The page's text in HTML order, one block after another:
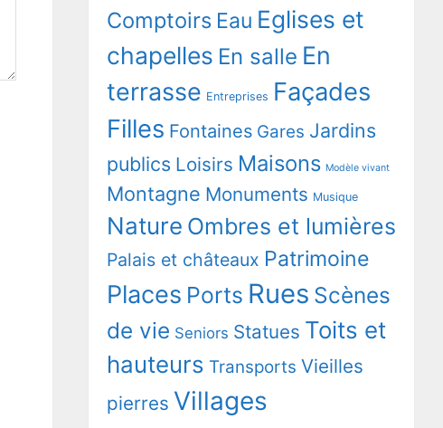
Comptoirs Eau Eglises et
chapelles En salle En
terrasse Entreprises Façades
Filles Fontaines Gares Jardins
publics Loisirs Maisons Modèle vivant
Montagne Monuments Musique
Nature Ombres et lumières
Palais et châteaux Patrimoine
Places Ports Rues Scènes
de vie Seniors Statues Toits et
hauteurs Transports Vieilles
pierres Villages